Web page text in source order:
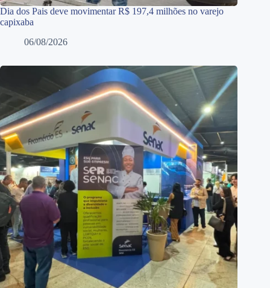
Dia dos Pais deve movimentar R$ 197,4 milhões no varejo
capixaba
06/08/2026